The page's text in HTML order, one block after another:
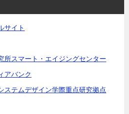
サイト
所スマート・エイジングセンター
アバンク
ステムデザイン学際重点研究拠点